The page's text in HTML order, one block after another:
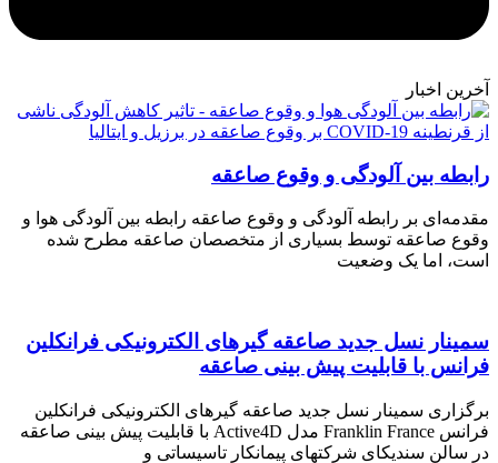
آخرین اخبار
رابطه بین آلودگی و وقوع صاعقه
مقدمه‌ای بر رابطه آلودگی و وقوع صاعقه رابطه بین آلودگی هوا و
وقوع صاعقه توسط بسیاری از متخصصان صاعقه مطرح شده
است، اما یک وضعیت
سمینار نسل جدید صاعقه گیرهای الکترونیکی فرانکلین
فرانس با قابلیت پیش بینی صاعقه
برگزاری سمینار نسل جدید صاعقه گیرهای الکترونیکی فرانکلین
فرانس Franklin France مدل Active4D با قابلیت پیش بینی صاعقه
در سالن سندیکای شرکتهای پیمانکار تاسیساتی و